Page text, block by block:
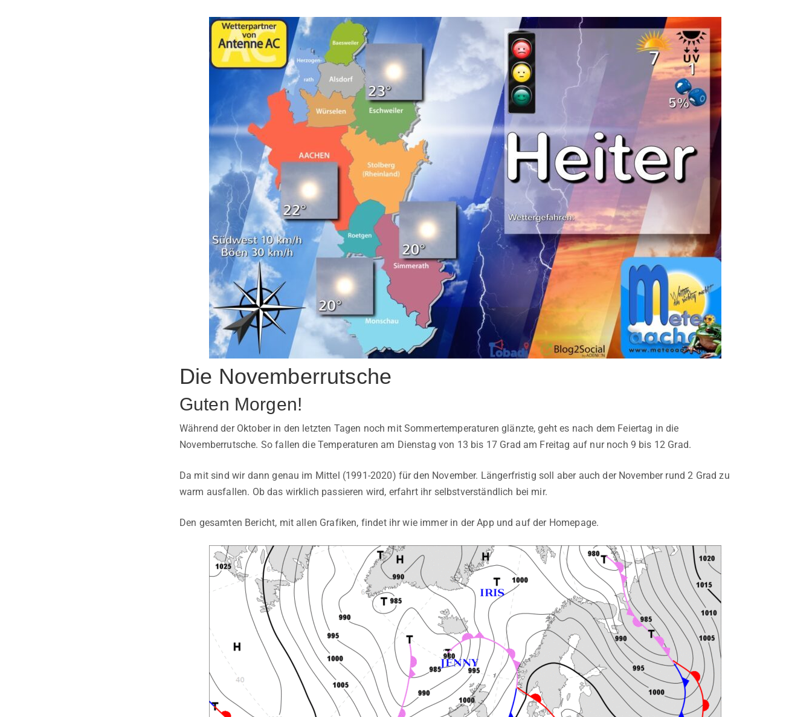
Die Novemberrutsche
Guten Morgen!
Während der Oktober in den letzten Tagen noch mit Sommertemperaturen glänzte, geht es nach dem Feiertag in die
Novemberrutsche. So fallen die Temperaturen am Dienstag von 13 bis 17 Grad am Freitag auf nur noch 9 bis 12 Grad.
Da mit sind wir dann genau im Mittel (1991-2020) für den November. Längerfristig soll aber auch der November rund 2 Grad zu
warm ausfallen. Ob das wirklich passieren wird, erfahrt ihr selbstverständlich bei mir.
Den gesamten Bericht, mit allen Grafiken, findet ihr wie immer in der App und auf der Homepage.